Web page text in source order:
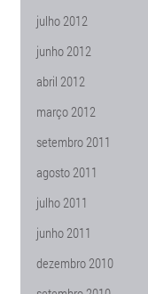
julho 2012
junho 2012
abril 2012
março 2012
setembro 2011
agosto 2011
julho 2011
junho 2011
dezembro 2010